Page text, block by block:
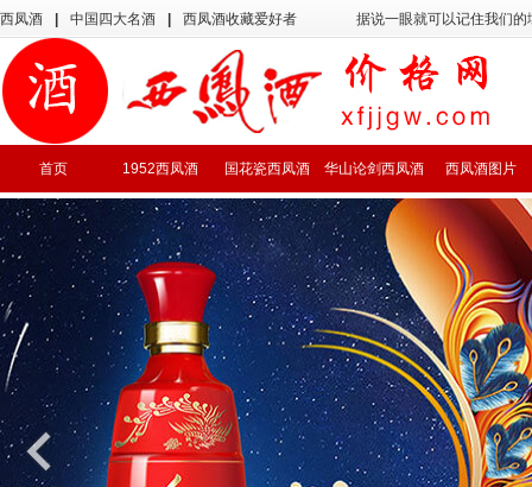
西凤酒 中国四大名酒 西凤酒收藏爱好者 据说一眼就可以记住我们
首页 1952西凤酒 国花瓷西凤酒 华山论剑西凤酒 西凤酒图片